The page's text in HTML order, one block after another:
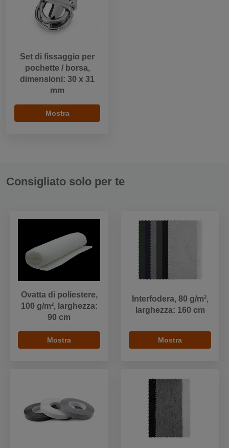
Set di fissaggio per
pochette / borsa,
dimensioni: 30 x 31
mm
Mostra
Consigliato solo per te
Ovatta di poliestere,
100 g/m², larghezza:
90 cm
Mostra
Interfodera, 80 g/m²,
larghezza: 160 cm
Mostra